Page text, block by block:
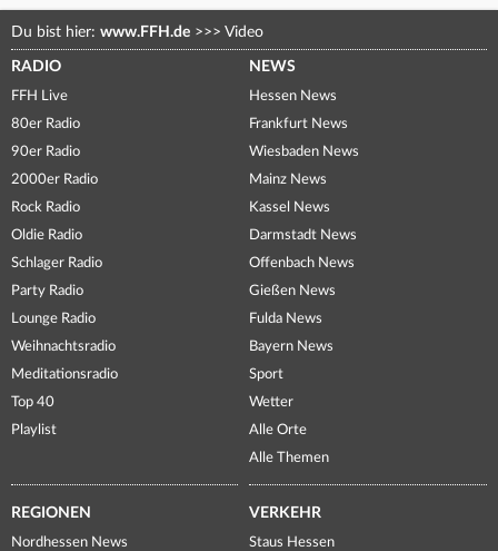
Du bist hier: www.FFH.de >>> Video
RADIO
FFH Live
80er Radio
90er Radio
2000er Radio
Rock Radio
Oldie Radio
Schlager Radio
Party Radio
Lounge Radio
Weihnachtsradio
Meditationsradio
Top 40
Playlist
NEWS
Hessen News
Frankfurt News
Wiesbaden News
Mainz News
Kassel News
Darmstadt News
Offenbach News
Gießen News
Fulda News
Bayern News
Sport
Wetter
Alle Orte
Alle Themen
REGIONEN
Nordhessen News
VERKEHR
Staus Hessen